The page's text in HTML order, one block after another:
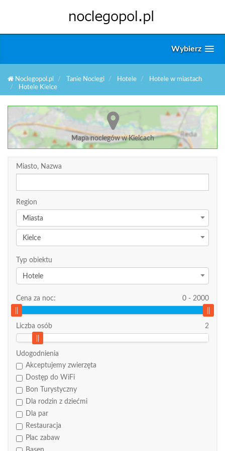
Wybierz
Noclegopol.pl Tanie Noclegi Hotele
Hotele w miastach
Hotele Kielce
Mapa noclegów w Kielcach
Miasto, Nazwa
Region
Miasta
Kielce
Typ obiektu
Hotele
Cena za noc: 0 - 2000
Liczba osób 2
Udogodnienia
Akceptujemy zwierzęta
Dostęp do WiFi
Bon Turystyczny
Dla rodzin z dziećmi
Dla par
Restauracja
Plac zabaw